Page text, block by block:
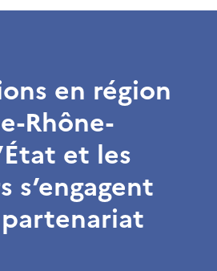
en région
Rhône-
et les
s’engagent